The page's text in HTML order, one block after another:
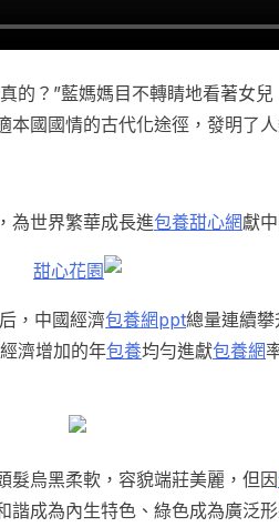
的？”藍媽媽目不轉睛地看著女
本國國情的古代化途徑，發明了
為世界繁華成長進包養甜心網獻
甜心花園
，中國經濟包養網ppt總量連續攀
濟增加的年包養均勻進獻包養網
髮烏黑柔軟，容貌端莊美麗，但因
成為內生特色、綠色成為廣泛